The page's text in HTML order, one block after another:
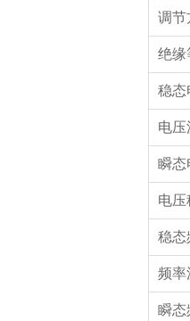
调节
绝缘
稳态
电压
瞬态
电
稳态
频率
瞬态